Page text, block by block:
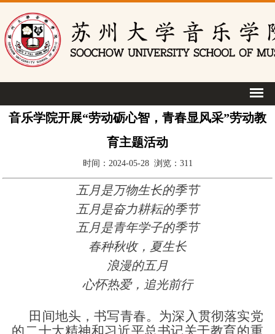
音乐学院开展“劳动砺心智，青春显风采”劳动教
育主题活动
时间：2024-05-28 浏览： 311
五月是万物生长的季节
五月是奋力耕耘的季节
五月是青年学子的季节
春种秋收，夏生长
浪漫的五月
心怀热爱，追光前行
田间地头，书写青春。为深入贯彻落实党
的二十大精神和习近平总书记关于教育的重